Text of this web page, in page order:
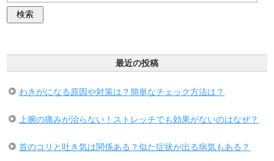
最近の投稿
わきがになる原因や対策は？簡単なチェック方法は？
上腕の痛みが治らない！ストレッチでも効果がないのはなぜ？
首のコリと吐き気は関係ある？似た症状が出る病気もある？